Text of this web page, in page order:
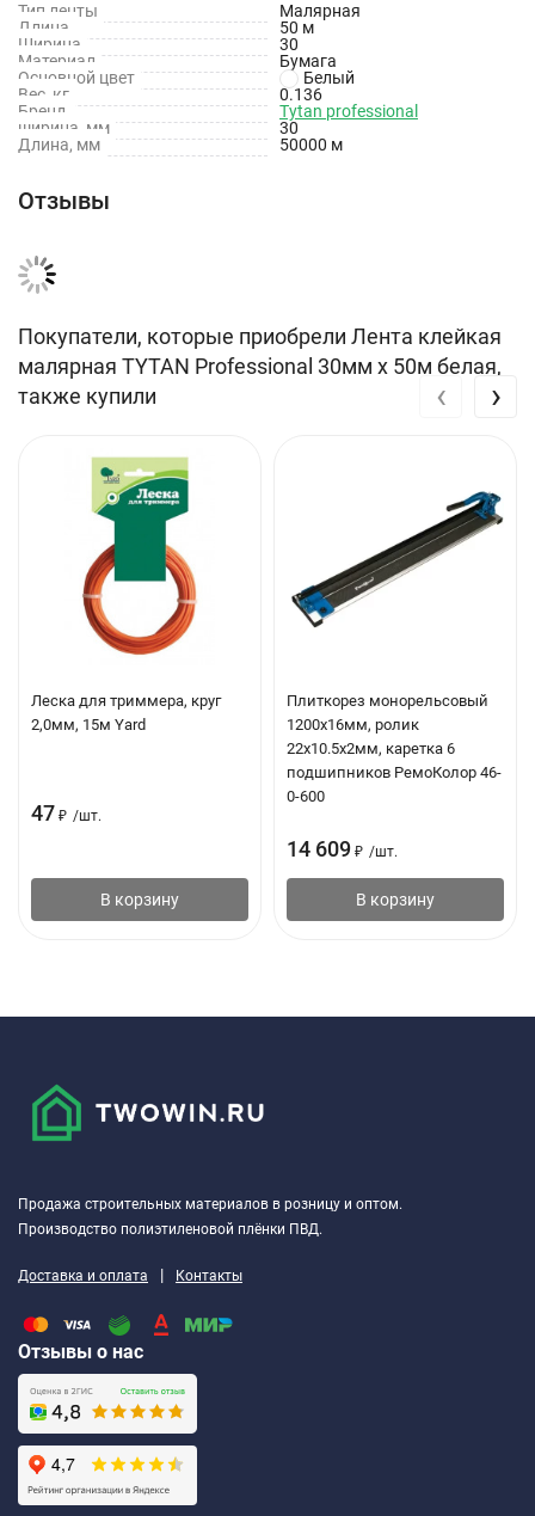
Основа: слабокрепированная пропитанная бумага
Используется каучуковый клей
Термостойкость до +50°C
Тип ленты
Малярная
Длина
50 м
Ширина
30
Материал
Бумага
Основной цвет
Белый
Вес, кг
0.136
Бренд
Tytan professional
ширина, мм
30
Длина, мм
50000 м
Отзывы
Покупатели, которые приобрели Лента клейкая
малярная TYTAN Professional 30мм x 50м белая,
также купили
Леска для триммера, круг
2,0мм, 15м Yard
47 ₽ /шт.
В корзину
Плиткорез монорельсовый
1200x16мм, ролик
22x10.5x2мм, каретка 6
подшипников РемоКолор 46-
0-600
14 609 ₽ /шт.
В корзину
‹ ›
Продажа строительных материалов в розницу и оптом.
Производство полиэтиленовой плёнки ПВД.
Доставка и оплата | Контакты
Отзывы о нас